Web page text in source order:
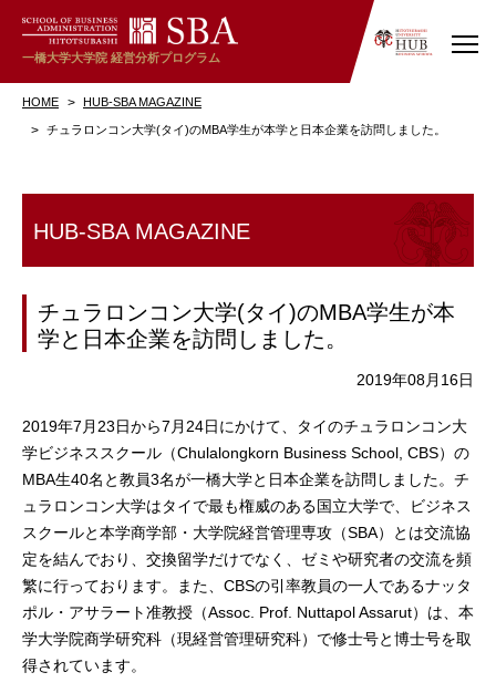
一橋大学大学院 経営分析プログラム
HOME HUB-SBA MAGAZINE
チュラロンコン大学(タイ)のMBA学生が本学と日本企業を訪問しました。
HUB-SBA MAGAZINE
チュラロンコン大学(タイ)のMBA学生が本
学と日本企業を訪問しました。
2019年08月16日
2019年7月23日から7月24日にかけて、タイのチュラロンコン大
学ビジネススクール（Chulalongkorn Business School, CBS）の
MBA生40名と教員3名が一橋大学と日本企業を訪問しました。チ
ュラロンコン大学はタイで最も権威のある国立大学で、ビジネス
スクールと本学商学部・大学院経営管理専攻（SBA）とは交流協
定を結んでおり、交換留学だけでなく、ゼミや研究者の交流を頻
繁に行っております。また、CBSの引率教員の一人であるナッタ
ポル・アサラート准教授（Assoc. Prof. Nuttapol Assarut）は、本
学大学院商学研究科（現経営管理研究科）で修士号と博士号を取
得されています。